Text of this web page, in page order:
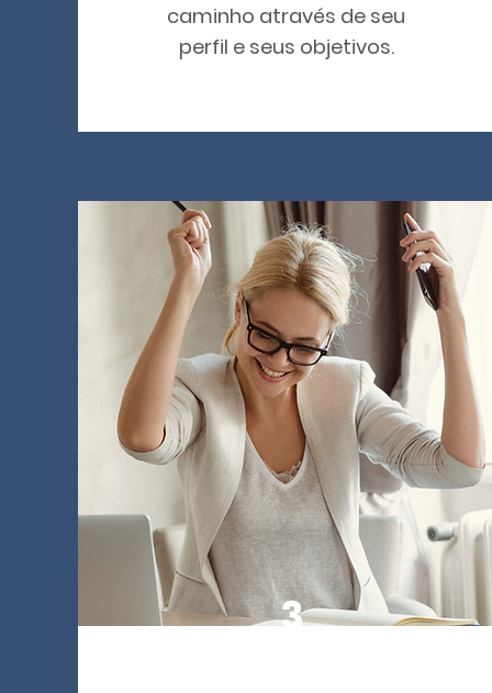
caminho através de seu
perfil e seus objetivos.
3